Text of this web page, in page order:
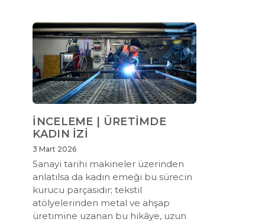
İNCELEME | ÜRETİMDE
KADIN İZİ
3 Mart 2026
Sanayi tarihi makineler üzerinden
anlatılsa da kadın emeği bu sürecin
kurucu parçasıdır; tekstil
atölyelerinden metal ve ahşap
üretimine uzanan bu hikâye, uzun